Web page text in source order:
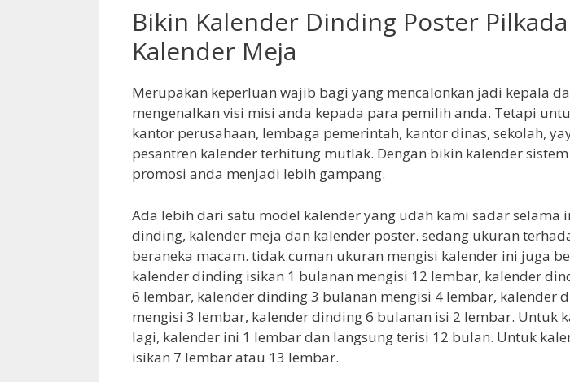
Bikin Kalender Dinding Poster
Kalender Meja
Merupakan keperluan wajib bagi yang mencalonkan jadi kepala
mengenalkan visi misi anda kepada para pemilih anda. Tetapi
kantor perusahaan, lembaga pemerintah, kantor dinas, sekolah,
pesantren kalender terhitung mutlak. Dengan bikin kalender
promosi anda menjadi lebih gampang.
Ada lebih dari satu model kalender yang udah kami sadar selama
dinding, kalender meja dan kalender poster. sedang ukuran
beraneka macam. tidak cuman ukuran mengisi kalender ini juga
kalender dinding isikan 1 bulanan mengisi 12 lembar, kalender
6 lembar, kalender dinding 3 bulanan mengisi 4 lembar, kalender
mengisi 3 lembar, kalender dinding 6 bulanan isi 2 lembar. Untuk
lagi, kalender ini 1 lembar dan langsung terisi 12 bulan. Untuk
isikan 7 lembar atau 13 lembar.